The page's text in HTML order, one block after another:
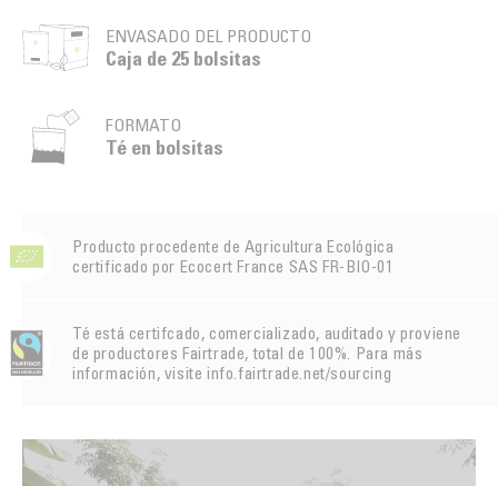
ENVASADO DEL PRODUCTO
Caja de 25 bolsitas
FORMATO
Té en bolsitas
Producto procedente de Agricultura Ecológica
certificado por Ecocert France SAS FR-BIO-01
Té está certifcado, comercializado, auditado y proviene
de productores Fairtrade, total de 100%. Para más
información, visite info.fairtrade.net/sourcing